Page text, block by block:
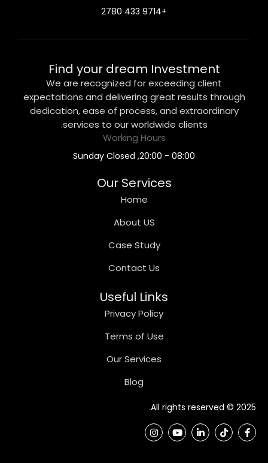
+9714 433 2780
Find your dream Investment
We are recognized for exceeding client
expectations and delivering great results through
dedication, ease of process, and extraordinary
services to our worldwide clients.
Working Hours
08:00 - 20:00, Sunday Closed
Our Services
Home
About US
Case Study
Contact Us
Useful Links
Privacy Policy
Terms of Use
Our Services
Blog
2025 © All rights reserved.